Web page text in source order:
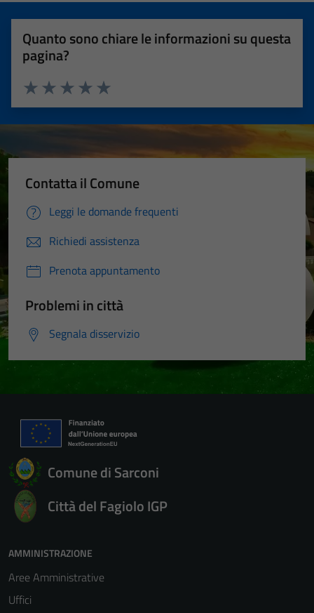
Quanto sono chiare le informazioni su questa
pagina?
Valuta 5 stelle su 5
Valuta 4 stelle su 5
Valuta 3 stelle su 5
Valuta 2 stelle su 5
Valuta 1 stelle su 5
Contatta il Comune
Leggi le domande frequenti
Richiedi assistenza
Prenota appuntamento
Problemi in città
Segnala disservizio
Comune di Sarconi
Città del Fagiolo IGP
AMMINISTRAZIONE
Aree Amministrative
Uffici